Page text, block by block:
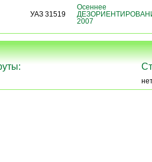
УАЗ 31519
Осеннее
2007